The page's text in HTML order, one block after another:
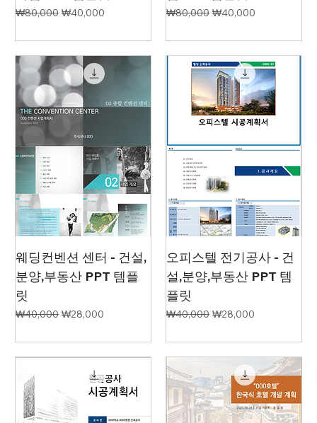
일반가
₩80,000 할인가
₩40,000 일반가
₩80,000 할인가
₩40,000
웨딩컨벤션 센터 - 건설,
분양,부동산 PPT 템플
릿
일반가
₩40,000 할인가
₩28,000
오피스텔 전기공사 - 건
설,분양,부동산 PPT 템
플릿
일반가
₩40,000 할인가
₩28,000